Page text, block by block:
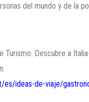
del mundo y de la
Turismo. Descubre a
es/ideas-de-viaje/